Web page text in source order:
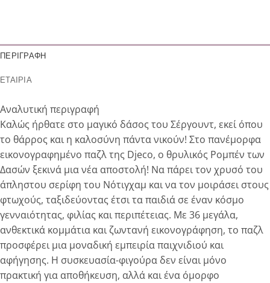
ΠΕΡΙΓΡΑΦΉ
ΕΤΑΙΡΊΑ
Αναλυτική περιγραφή
Καλώς ήρθατε στο μαγικό δάσος του Σέργουντ, εκεί όπου
το θάρρος και η καλοσύνη πάντα νικούν! Στο πανέμορφα
εικονογραφημένο παζλ της Djeco, ο θρυλικός Ρομπέν των
Δασών ξεκινά μια νέα αποστολή! Να πάρει τον χρυσό του
άπληστου σερίφη του Νότιγχαμ και να τον μοιράσει στους
φτωχούς, ταξιδεύοντας έτσι τα παιδιά σε έναν κόσμο
γενναιότητας, φιλίας και περιπέτειας. Με 36 μεγάλα,
ανθεκτικά κομμάτια και ζωντανή εικονογράφηση, το παζλ
προσφέρει μια μοναδική εμπειρία παιχνιδιού και
αφήγησης. Η συσκευασία-φιγούρα δεν είναι μόνο
πρακτική για αποθήκευση, αλλά και ένα όμορφο